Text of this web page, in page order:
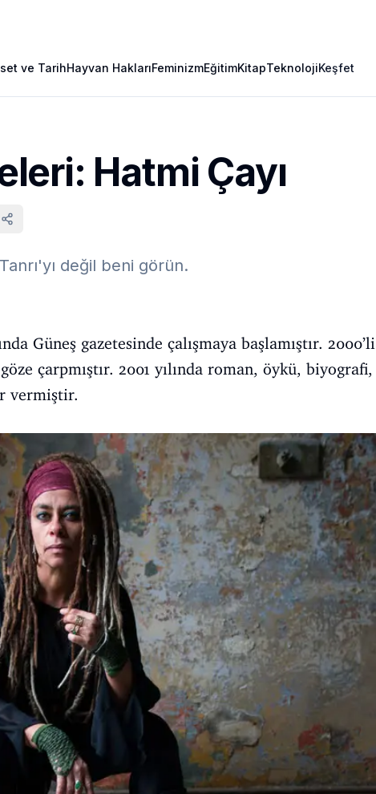
ve TarihHayvan HaklarıFeminizmEğitimKitapTeknolojiKeşfet
Hatmi Çayı
değil beni görün.
Güneş gazetesinde çalışmaya başlamıştır. 2000’li
çarpmıştır. 2001 yılında roman, öykü, biyografi,
vermiştir.